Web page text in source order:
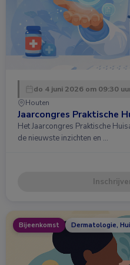
do 4 juni 2026 om 09:30
Houten
Jaarcongres Praktische
Het Jaarcongres Praktische
de nieuwste inzichten en …
Bijeenkomst Dermatologie,